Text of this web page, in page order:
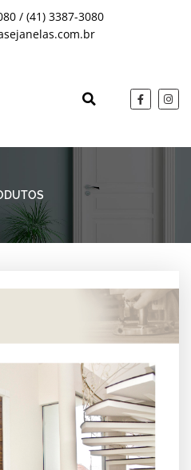
/ (41) 3387-3080
F
a
c
o
I
n
s
g